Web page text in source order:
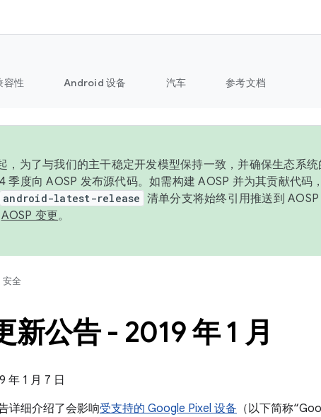
容性 Android 设备 汽车 参考文档
，为了与我们的主干稳定开发模型保持一致，并确保生态系
季度向 AOSP 发布源代码。如需构建 AOSP 并为其贡献代码
android-latest-release 清单分支将始终引用推送到
AOSP 变更。
安全
新公告 - 2019 年 1 月
年 1 月 7 日
详细介绍了会影响受支持的 Google Pixel 设备 （以下简称